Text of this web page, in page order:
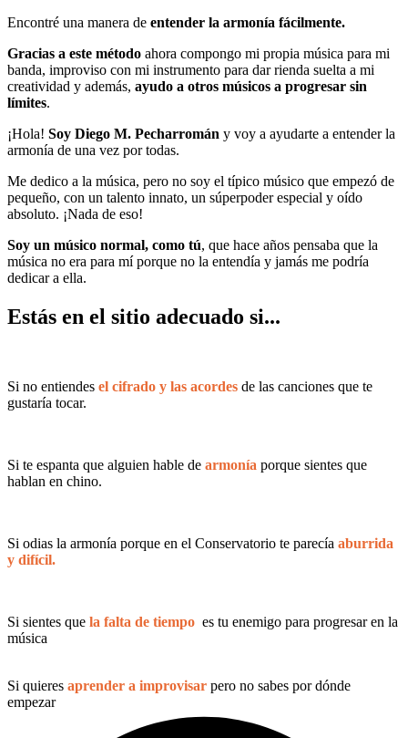
Encontré una manera de entender la armonía fácilmente.
Gracias a este método ahora compongo mi propia música para mi
banda, improviso con mi instrumento para dar rienda suelta a mi
creatividad y además, ayudo a otros músicos a progresar sin
límites.
¡Hola! Soy Diego M. Pecharromán y voy a ayudarte a entender la
armonía de una vez por todas.
Me dedico a la música, pero no soy el típico músico que empezó de
pequeño, con un talento innato, un súperpoder especial y oído
absoluto. ¡Nada de eso!
Soy un músico normal, como tú, que hace años pensaba que la
música no era para mí porque no la entendía y jamás me podría
dedicar a ella.
Estás en el sitio adecuado si...
Si no entiendes el cifrado y las acordes de las canciones que te
gustaría tocar.
Si te espanta que alguien hable de armonía porque sientes que
hablan en chino.
Si odias la armonía porque en el Conservatorio te parecía aburrida
y difícil.
Si sientes que la falta de tiempo es tu enemigo para progresar en la
música
Si quieres aprender a improvisar pero no sabes por dónde
empezar